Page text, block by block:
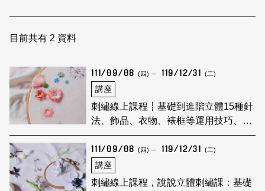
訂閱文化快遞
聯絡我們
目前共有 2 資料
111/09/08 (四) 119/12/31 (二)
講座
刺繡線上課程┋​基礎到進階立體15種針
法、飾品、衣物、裱框等運用技巧、立
體刺繡
111/09/08 (四) 119/12/31 (二)
講座
刺繡線上課程，說說立體刺繡課：基礎